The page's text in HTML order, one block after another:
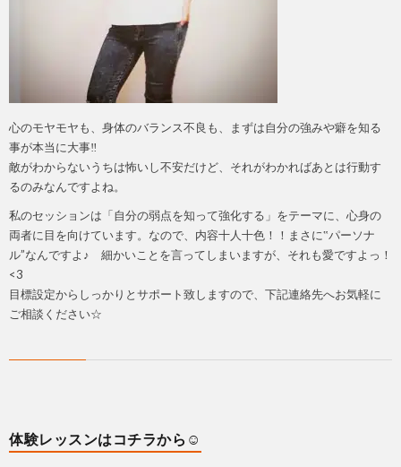
心のモヤモヤも、身体のバランス不良も、まずは自分の強みや癖を知る
事が本当に大事‼
敵がわからないうちは怖いし不安だけど、それがわかればあとは行動す
るのみなんですよね。
私のセッションは「自分の弱点を知って強化する」をテーマに、心身の
両者に目を向けています。なので、内容十人十色！！まさに‟パーソナ
ル”なんですよ♪ 細かいことを言ってしまいますが、それも愛ですよっ！
<3
目標設定からしっかりとサポート致しますので、下記連絡先へお気軽に
ご相談ください☆
体験レッスンはコチラから☺